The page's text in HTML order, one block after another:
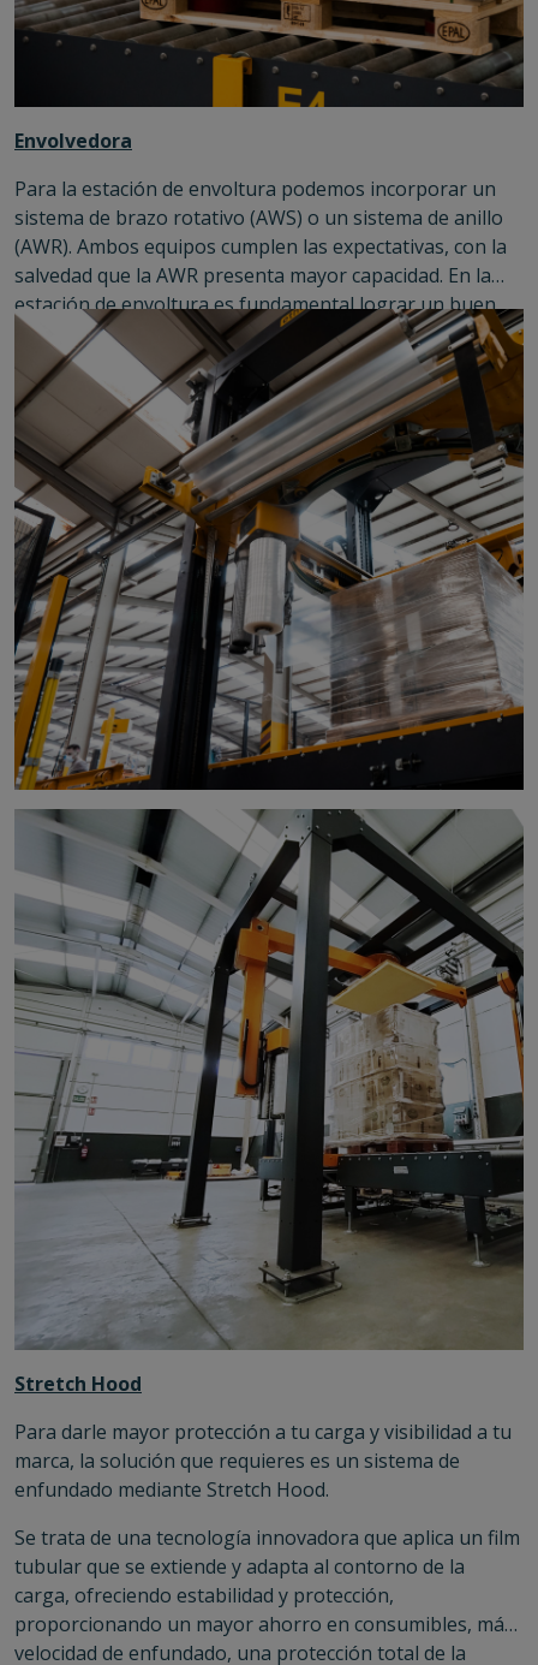
Envolvedora
Para la estación de envoltura podemos incorporar un
sistema de brazo rotativo (AWS) o un sistema de anillo
(AWR). Ambos equipos cumplen las expectativas, con la
salvedad que la AWR presenta mayor capacidad. En la
estación de envoltura es fundamental lograr un buen
estiramiento del film, y sobre todo, generar un "cordon"
con el mismo material, para sujetar la carga lo más
posible. Esto nos permite quitar los famosos
"triangulos" utilizados en esta industria, lo que reduce
drasticamente los costos en el fin de línea y por ente,
nuestra línea se vuelve muy rentable.
Stretch Hood
Para darle mayor protección a tu carga y visibilidad a tu
marca, la solución que requieres es un sistema de
enfundado mediante Stretch Hood.
Se trata de una tecnología innovadora que aplica un film
tubular que se extiende y adapta al contorno de la
carga, ofreciendo estabilidad y protección,
proporcionando un mayor ahorro en consumibles, más
velocidad de enfundado, una protección total de la